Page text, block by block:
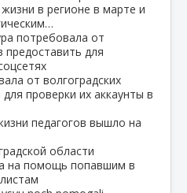
в регионе в марте и
потребовала от
предоставить для
педагогов вышло на
области
на помощь попавшим в